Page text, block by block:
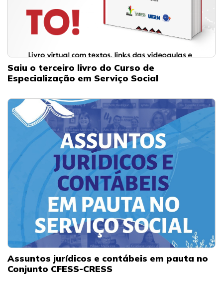
Saiu o terceiro livro do Curso de
Especialização em Serviço Social
Assuntos jurídicos e contábeis em pauta no
Conjunto CFESS-CRESS